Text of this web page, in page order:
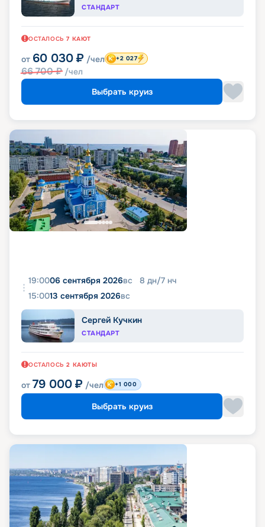
СТАНДАРТ
ОСТАЛОСЬ 7 КАЮТ
от 60 030 ₽ /чел
66 700₽ /чел
+2 027
Выбрать круиз
19:0006 сентября 2026вс 8 дн/7 нч
15:0013 сентября 2026вс
Сергей Кучкин
СТАНДАРТ
ОСТАЛОСЬ 2 КАЮТЫ
от 79 000 ₽ /чел +1 000
Выбрать круиз